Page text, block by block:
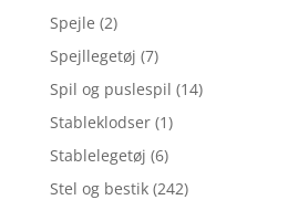
Spejle (2)
Spejllegetøj (7)
Spil og puslespil (14)
Stableklodser (1)
Stablelegetøj (6)
Stel og bestik (242)